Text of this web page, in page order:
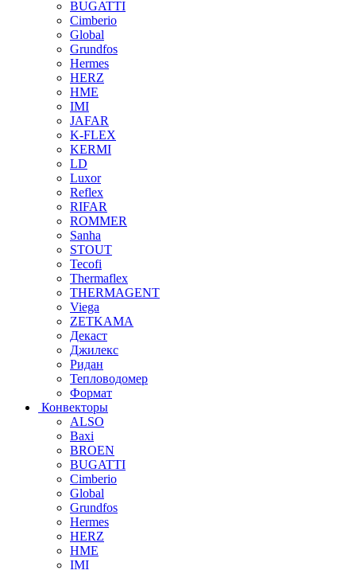
BUGATTI
Cimberio
Global
Grundfos
Hermes
HERZ
HME
IMI
JAFAR
K-FLEX
KERMI
LD
Luxor
Reflex
RIFAR
ROMMER
Sanha
STOUT
Tecofi
Thermaflex
THERMAGENT
Viega
ZETKAMA
Декаст
Джилекс
Ридан
Тепловодомер
Формат
Конвекторы
ALSO
Baxi
BROEN
BUGATTI
Cimberio
Global
Grundfos
Hermes
HERZ
HME
IMI